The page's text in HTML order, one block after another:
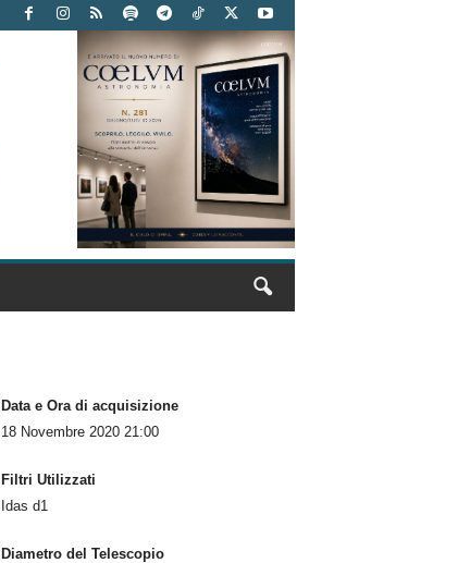
Data e Ora di acquisizione
18 Novembre 2020 21:00
Filtri Utilizzati
Idas d1
Diametro del Telescopio